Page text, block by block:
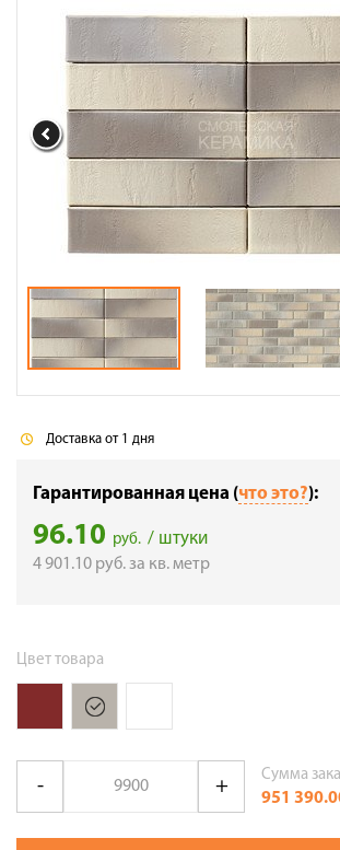
Доставка
Сотрудничество
Галерея объектов
Контакты
Доставка от 1 дня
Гарантированная цена (что это?):
96.10 руб. / штуки
4 901.10 руб.за кв. метр
Цвет товара
Сумма
951